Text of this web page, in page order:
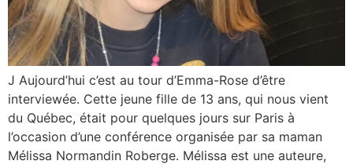
J Aujourd’hui c’est au tour d’Emma-Rose d’être
interviewée. Cette jeune fille de 13 ans, qui nous vient
du Québec, était pour quelques jours sur Paris à
l’occasion d’une conférence organisée par sa maman
Mélissa Normandin Roberge. Mélissa est une auteure,